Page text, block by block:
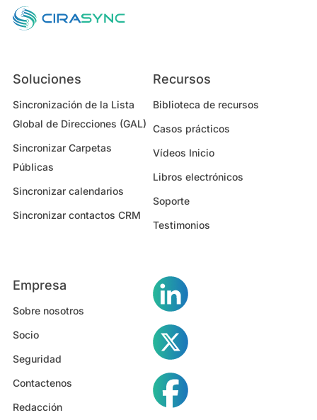
Soluciones
Sincronización de la Lista
Global de Direcciones (GAL)
Sincronizar Carpetas
Públicas
Sincronizar calendarios
Sincronizar contactos CRM
Recursos
Biblioteca de recursos
Casos prácticos
Vídeos Inicio
Libros electrónicos
Soporte
Testimonios
Empresa
Sobre nosotros
Socio
Seguridad
Contactenos
Redacción